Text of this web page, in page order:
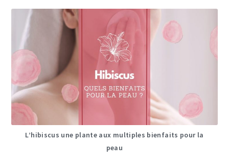
L’hibiscus une plante aux multiples bienfaits pour la
peau